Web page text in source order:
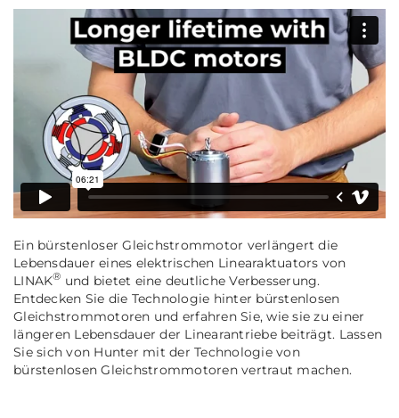
Ein bürstenloser Gleichstrommotor verlängert die
Lebensdauer eines elektrischen Linearaktuators von
LINAK® und bietet eine deutliche Verbesserung.
Entdecken Sie die Technologie hinter bürstenlosen
Gleichstrommotoren und erfahren Sie, wie sie zu einer
längeren Lebensdauer der Linearantriebe beiträgt. Lassen
Sie sich von Hunter mit der Technologie von
bürstenlosen Gleichstrommotoren vertraut machen.